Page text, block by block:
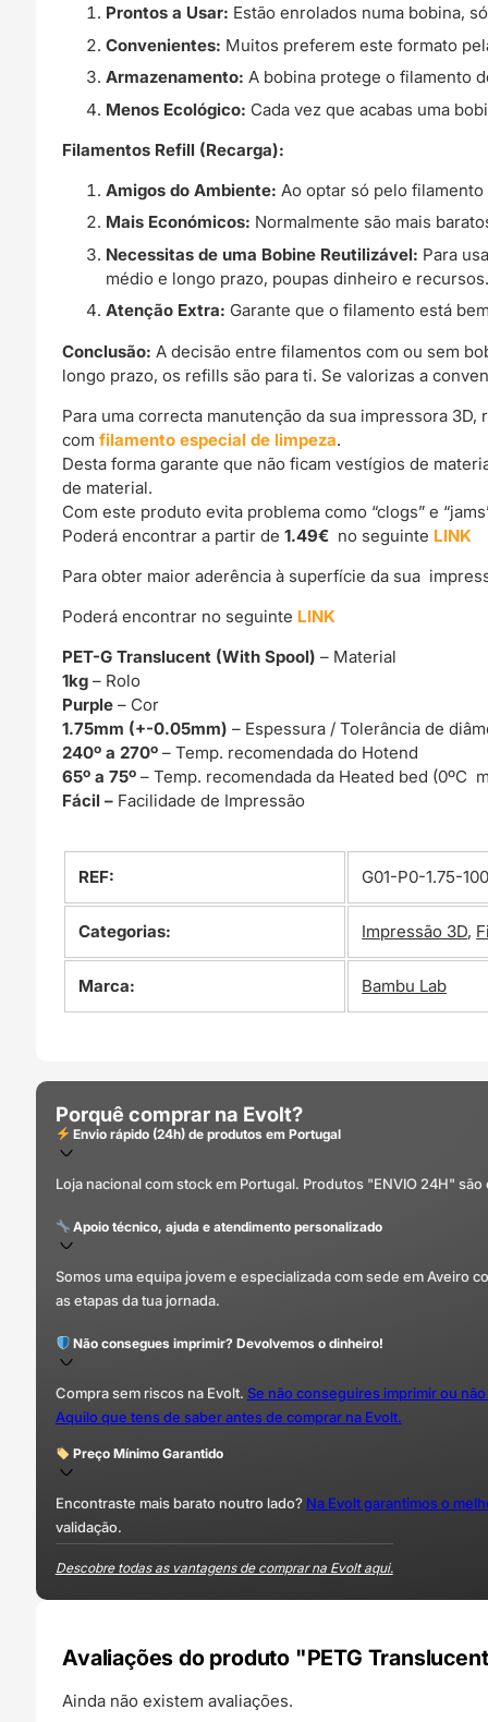
Prontos a Usar: Estão enrolados numa bobina,
Convenientes: Muitos preferem este formato
Armazenamento: A bobina protege o filamento
Menos Ecológico: Cada vez que acabas uma
Filamentos Refill (Recarga):
Amigos do Ambiente: Ao optar só pelo
Mais Económicos: Normalmente são mais
Necessitas de uma Bobine Reutilizável: Para
médio e longo prazo, poupas dinheiro e
Atenção Extra: Garante que o filamento está
Conclusão: A decisão entre filamentos com ou sem
longo prazo, os refills são para ti. Se valorizas a
Para uma correcta manutenção da sua impressora
com filamento especial de limpeza.
Desta forma garante que não ficam vestígios de
de material.
Com este produto evita problema como “clogs” e
Poderá encontrar a partir de1.49€ no seguinte LINK
Para obter maior aderência à superfície da sua
Poderá encontrar no seguinte LINK
PET-G Translucent (With Spool)– Material
1kg – Rolo
Purple– Cor
1.75mm (+-0.05mm)– Espessura / Tolerância de
240º a 270º– Temp. recomendada do Hotend
65º a 75º– Temp. recomendada da Heated bed (0ºC
Fácil – Facilidade de Impressão
REF: G01-P0-1.75-
Categorias: Impressão 3D,
Marca: Bambu Lab
Porquê comprar na Evolt?
Envio rápido (24h) de produtos em Portugal
Loja nacional com stock em Portugal. Produtos "ENVIO 24H"
Apoio técnico, ajuda e atendimento personalizado
Somos uma equipa jovem e especializada com sede em Aveiro
as etapas da tua jornada.
Não consegues imprimir? Devolvemos o dinheiro!
Compra sem riscos na Evolt. Se não conseguires imprimir ou
Aquilo que tens de saber antes de comprar na Evolt.
Preço Mínimo Garantido
Encontraste mais barato noutro lado? Na Evolt garantimos o
validação.
Descobre todas as vantagens de comprar na Evolt aqui.
Avaliações do produto "PETG
Ainda não existem avaliações.